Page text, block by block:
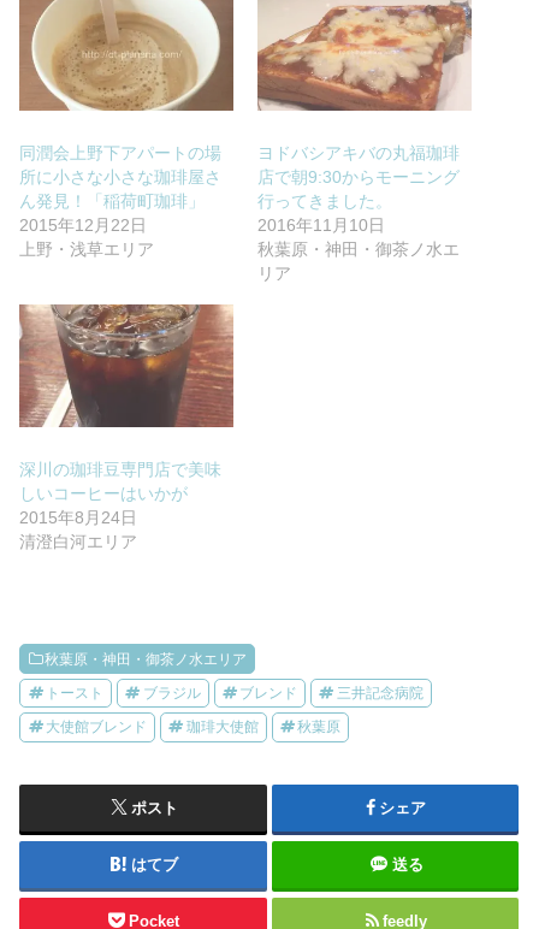
同潤会上野下アパートの場
所に小さな小さな珈琲屋さ
ん発見！「稲荷町珈琲」
2015年12月22日
上野・浅草エリア
ヨドバシアキバの丸福珈琲
店で朝9:30からモーニング
行ってきました。
2016年11月10日
秋葉原・神田・御茶ノ水エ
リア
深川の珈琲豆専門店で美味
しいコーヒーはいかが
2015年8月24日
清澄白河エリア
秋葉原・神田・御茶ノ水エリア
トースト ブラジル ブレンド 三井記念病院
大使館ブレンド 珈琲大使館 秋葉原
ポスト シェア
はてブ 送る
Pocket feedly